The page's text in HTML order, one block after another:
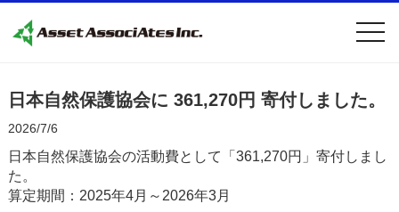
日本自然保護協会に 361,270円 寄付しました。
2026/7/6
日本自然保護協会の活動費として「361,270円」寄付しまし
た。
算定期間：2025年4月～2026年3月